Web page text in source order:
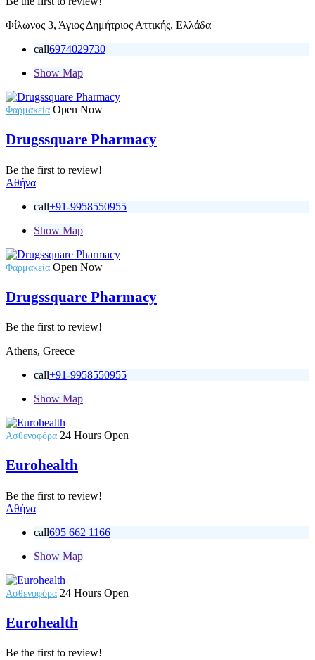
Φίλωνος 3, Άγιος Δημήτριος Αττικής, Ελλάδα
call6974029730
Show Map
Φαρμακεία Open Now
Drugssquare Pharmacy
Be the first to review!
Αθήνα
call+91-9958550955
Show Map
Φαρμακεία Open Now
Drugssquare Pharmacy
Be the first to review!
Athens, Greece
call+91-9958550955
Show Map
Ασθενοφόρα 24 Hours Open
Eurohealth
Be the first to review!
Αθήνα
call695 662 1166
Show Map
Ασθενοφόρα 24 Hours Open
Eurohealth
Be the first to review!